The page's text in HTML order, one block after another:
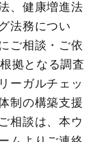
、健康増進法
法務につい
ご相談・ご依
拠となる調査
ーガルチェッ
制の構築支援
相談は、本ウ